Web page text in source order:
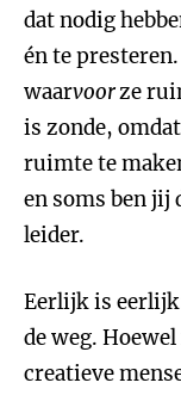
dat nodig
én te
waarvoorze
is zonde,
ruimte te
en soms ben jij
leider.
Eerlijk is
de weg.
creatieve